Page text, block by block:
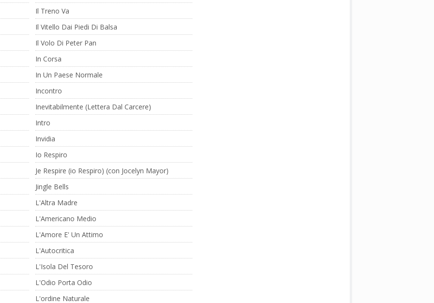
Il Treno Va
Il Vitello Dai Piedi Di Balsa
Il Volo Di Peter Pan
In Corsa
In Un Paese Normale
Incontro
Inevitabilmente (Lettera Dal Carcere)
Intro
Invidia
Io Respiro
Je Respire (io Respiro) (con Jocelyn Mayor)
Jingle Bells
L'Altra Madre
L'Americano Medio
L'Amore E' Un Attimo
L'Autocritica
L'Isola Del Tesoro
L'Odio Porta Odio
L'ordine Naturale